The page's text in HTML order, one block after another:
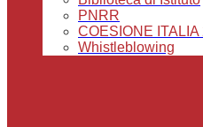
PNRR
COESIONE
Whistleblowing